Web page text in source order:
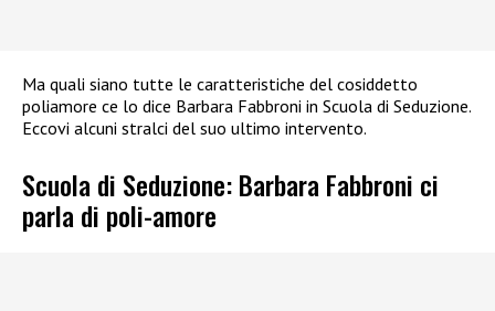
Ma quali siano tutte le caratteristiche del cosiddetto
poliamore ce lo dice Barbara Fabbroni in Scuola di Seduzione.
Eccovi alcuni stralci del suo ultimo intervento.
Scuola di Seduzione: Barbara Fabbroni ci
parla di poli-amore